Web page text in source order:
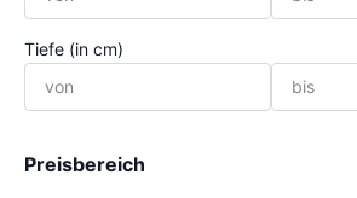
Tiefe (in cm)
Preisbereich